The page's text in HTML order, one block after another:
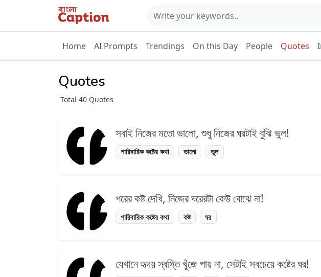
Home AI Prompts Trendings On this Day People Quotes
Quotes
Total 40 Quotes
সবাই নিজের মতো ভালো, শুধু নিজের ঘরটাই বুঝি ভুল!
পারিবারিক কষ্টের কথা ভালো ভুল
পরের কষ্ট দেখি, নিজের ঘরেরটা কেউ বোঝে না!
পারিবারিক কষ্টের কথা কষ্ট ঘর
যেখানে হৃদয় স্বস্তি খুঁজে পায় না, সেটাই সবচেয়ে কষ্টের ঘর!